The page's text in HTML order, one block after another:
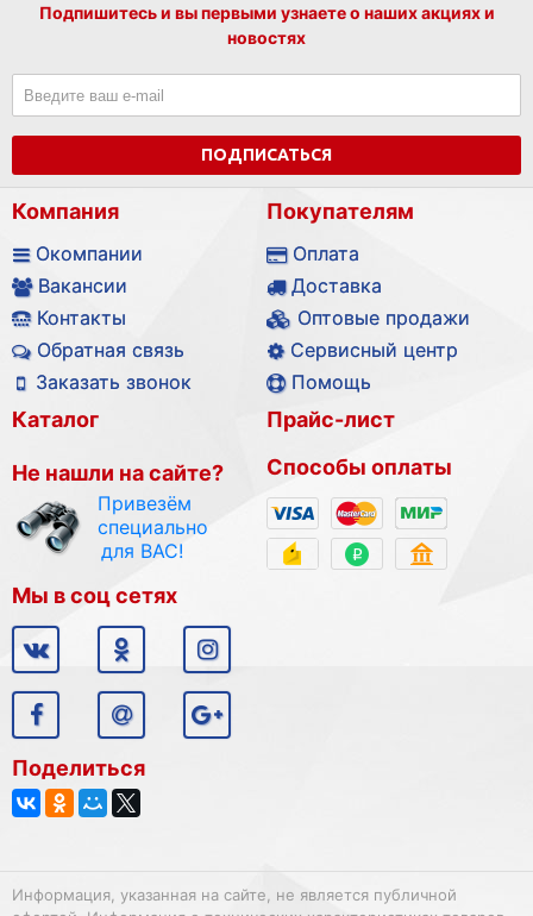
Подпишитесь и вы первыми узнаете о наших акциях и
новостях
ПОДПИСАТЬСЯ
Компания
Окомпании
Вакансии
Контакты
Обратная связь
Заказать звонок
Покупателям
Оплата
Доставка
Оптовые продажи
Сервисный центр
Помощь
Каталог
Не нашли на сайте?
Привезём
специально
для ВАС!
Прайс-лист
Способы оплаты
Мы в соц сетях
Поделиться
Информация, указанная на сайте, не является публичной